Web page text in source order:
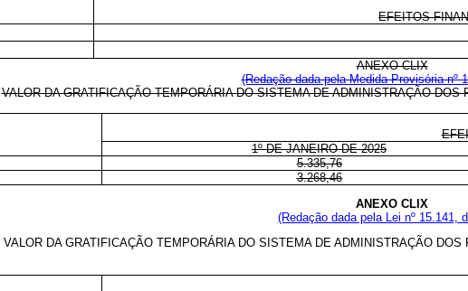
EFEITOS
ANEXO CLIX
(Redação dada pela Medida Provisória nº
VALOR DA GRATIFICAÇÃO TEMPORÁRIA DO SISTEMA DE ADMINISTRAÇÃO
1º DE JANEIRO DE 2025
5.335,76
3.268,46
ANEXO CLIX
(Redação dada pela Lei nº 15.141,
VALOR DA GRATIFICAÇÃO TEMPORÁRIA DO SISTEMA DE ADMINISTRAÇÃO